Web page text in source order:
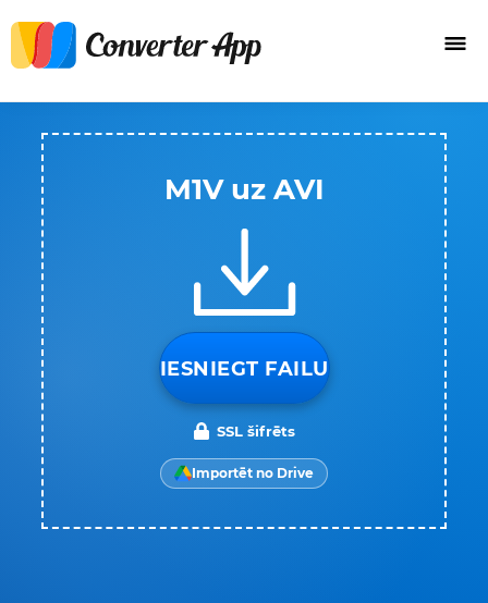
M1V uz AVI
IESNIEGT FAILU
SSL šifrēts
Importēt no Drive